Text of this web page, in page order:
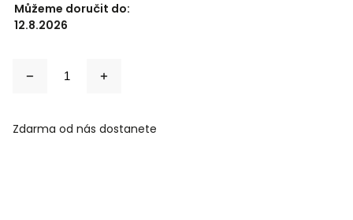
Můžeme doručit do:
12.8.2026
Zdarma od nás dostanete